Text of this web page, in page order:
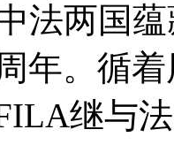
法两国
年。循
继与